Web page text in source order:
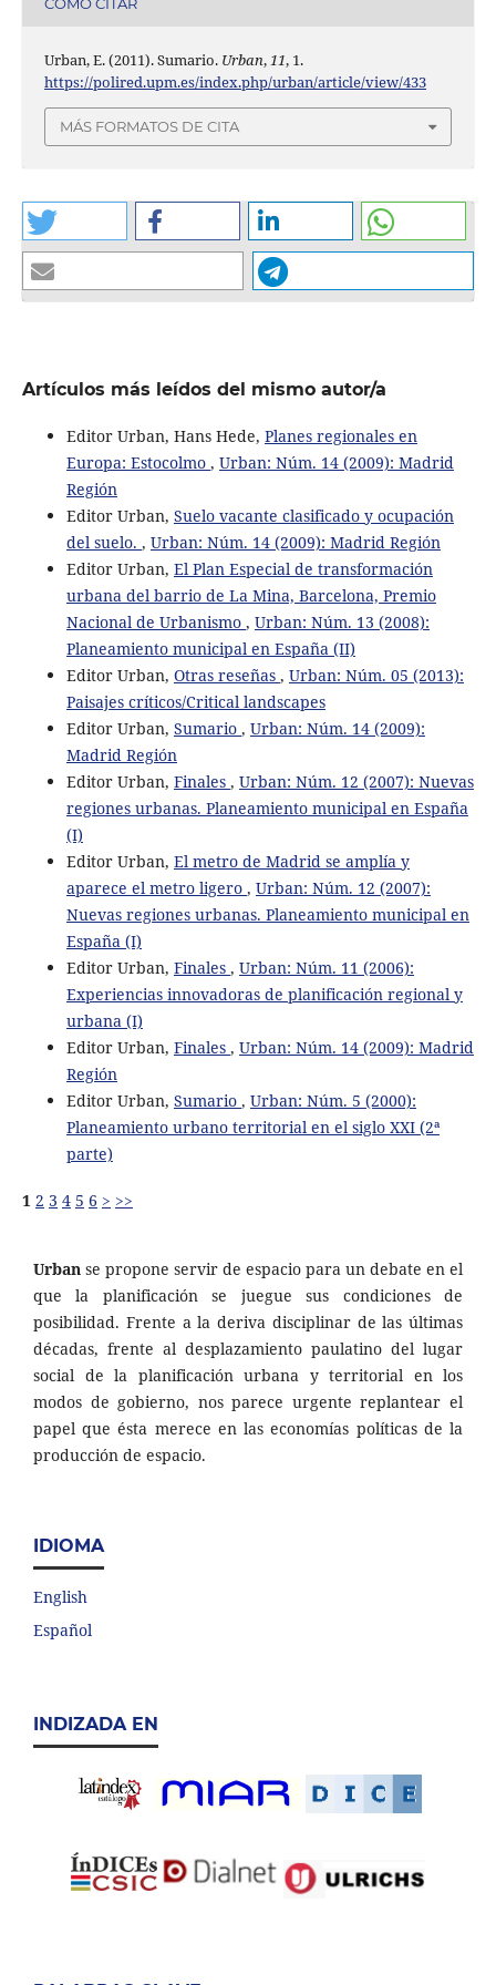
Urban, E. (2011). Sumario. Urban,11, 1.
https://polired.upm.es/index.php/urban/article/view/433
MÁS FORMATOS DE CITA
Artículos más leídos del mismo autor/a
Editor Urban, Hans Hede, Planes regionales en
Europa: Estocolmo , Urban: Núm. 14 (2009): Madrid
Región
Editor Urban, Suelo vacante clasificado y ocupación
del suelo. , Urban: Núm. 14 (2009): Madrid Región
Editor Urban, El Plan Especial de transformación
urbana del barrio de La Mina, Barcelona, Premio
Nacional de Urbanismo , Urban: Núm. 13 (2008):
Planeamiento municipal en España (II)
Editor Urban, Otras reseñas , Urban: Núm. 05 (2013):
Paisajes críticos/Critical landscapes
Editor Urban, Sumario , Urban: Núm. 14 (2009):
Madrid Región
Editor Urban, Finales , Urban: Núm. 12 (2007): Nuevas
regiones urbanas. Planeamiento municipal en España
(I)
Editor Urban, El metro de Madrid se amplía y
aparece el metro ligero , Urban: Núm. 12 (2007):
Nuevas regiones urbanas. Planeamiento municipal en
España (I)
Editor Urban, Finales , Urban: Núm. 11 (2006):
Experiencias innovadoras de planificación regional y
urbana (I)
Editor Urban, Finales , Urban: Núm. 14 (2009): Madrid
Región
Editor Urban, Sumario , Urban: Núm. 5 (2000):
Planeamiento urbano territorial en el siglo XXI (2ª
parte)
1 2 3 4 5 6 > >>
Urban se propone servir de espacio para un debate en el
que la planificación se juegue sus condiciones de
posibilidad. Frente a la deriva disciplinar de las últimas
décadas, frente al desplazamiento paulatino del lugar
social de la planificación urbana y territorial en los
modos de gobierno, nos parece urgente replantear el
papel que ésta merece en las economías políticas de la
producción de espacio.
IDIOMA
English
Español
INDIZADA EN